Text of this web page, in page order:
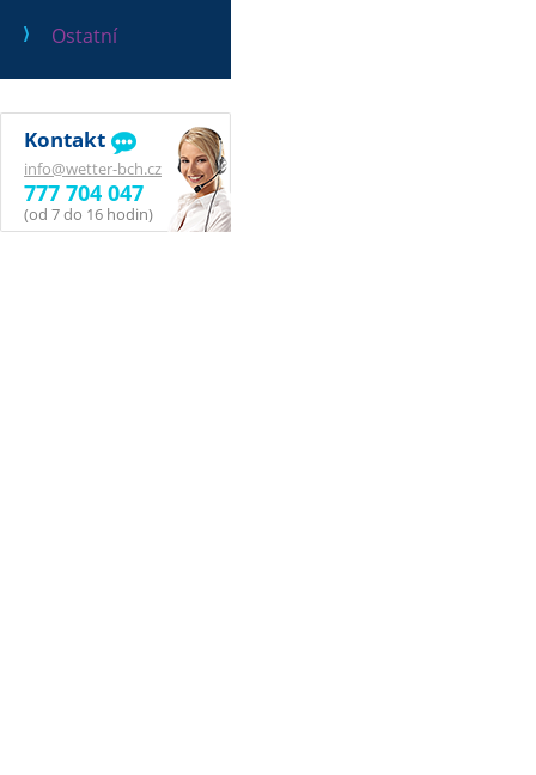
Ostatní
Kontakt
info@wetter-bch.cz
777 704 047
(od 7 do 16 hodin)